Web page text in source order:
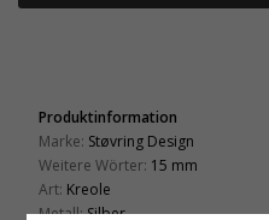
Produktinformation
Marke: Støvring Design
Weitere Wörter: 15 mm
Art: Kreole
Metall:Silber